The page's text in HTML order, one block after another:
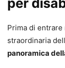
Prima di
straordinaria
panoramica